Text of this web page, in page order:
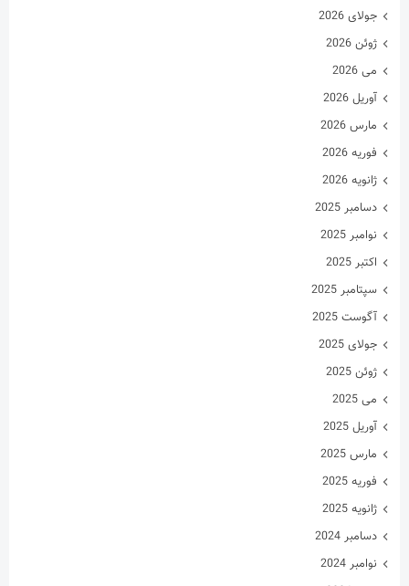
ژوئن 2025
می 2025
آوریل 2025
مارس 2025
فوریه 2025
ژانویه 2025
دسامبر 2024
نوامبر 2024
اکتبر 2024
سپتامبر 2024
آگوست 2024
جولای 2024
ژوئن 2024
می 2024
آوریل 2024
مارس 2024
فوریه 2024
ژانویه 2024
دسامبر 2023
نوامبر 2023
اکتبر 2023